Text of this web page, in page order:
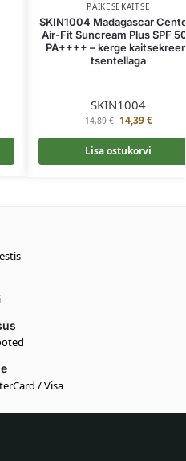
PÄIKESEKAITSE
SKIN1004 Madagascar
Air-Fit Suncream Plus SPF
PA++++ – kerge
tsentellaga
SKIN1004
14,89€ 14,39€
Lisa ostukorvi
/ Visa